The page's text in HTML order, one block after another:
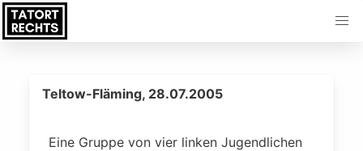
Teltow-Fläming, 28.07.2005
Eine Gruppe von vier linken Jugendlichen